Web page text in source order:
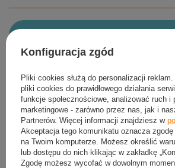
Produkt dostępny Wysyłkajutro
Darmowa i szybka dostawa od50,00 zł
30dni na łatwy zwrot
Sprawdź, w którym sklepie obejrzysz i
Konfiguracja zgód
Pliki cookies służą do personalizacji
pliki cookies do prawidłowego działania
funkcje społecznościowe, analizować ruch i
marketingowe - zarówno przez nas, jak i
Partnerów. Więcej informacji znajdziesz w
Akceptacja tego komunikatu oznacza
na Twoim komputerze. Możesz określić
lub dostępu do nich klikając w zakładkę
Zgodę możesz wycofać w dowolnym